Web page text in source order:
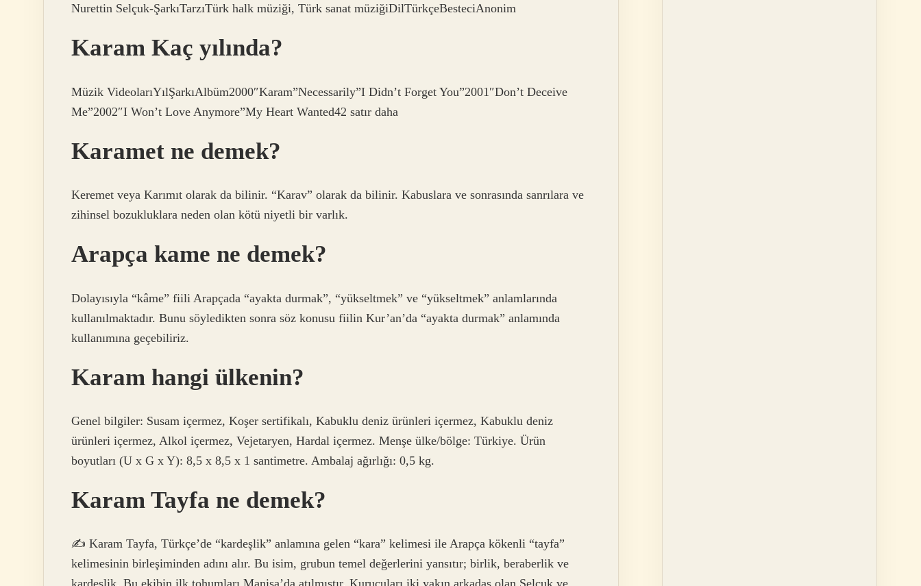
Nurettin Selçuk-ŞarkıTarzıTürk halk müziği, Türk sanat müziğiDilTürkçeBesteciAnonim
Karam Kaç yılında?
Müzik VideolarıYılŞarkıAlbüm2000″Karam”Necessarily”I Didn’t Forget You”2001″Don’t Deceive
Me”2002″I Won’t Love Anymore”My Heart Wanted42 satır daha
Karamet ne demek?
Keremet veya Karımıt olarak da bilinir. “Karav” olarak da bilinir. Kabuslara ve sonrasında sanrılara ve
zihinsel bozukluklara neden olan kötü niyetli bir varlık.
Arapça kame ne demek?
Dolayısıyla “kâme” fiili Arapçada “ayakta durmak”, “yükseltmek” ve “yükseltmek” anlamlarında
kullanılmaktadır. Bunu söyledikten sonra söz konusu fiilin Kur’an’da “ayakta durmak” anlamında
kullanımına geçebiliriz.
Karam hangi ülkenin?
Genel bilgiler: Susam içermez, Koşer sertifikalı, Kabuklu deniz ürünleri içermez, Kabuklu deniz
ürünleri içermez, Alkol içermez, Vejetaryen, Hardal içermez. Menşe ülke/bölge: Türkiye. Ürün
boyutları (U x G x Y): 8,5 x 8,5 x 1 santimetre. Ambalaj ağırlığı: 0,5 kg.
Karam Tayfa ne demek?
✍️ Karam Tayfa, Türkçe’de “kardeşlik” anlamına gelen “kara” kelimesi ile Arapça kökenli “tayfa”
kelimesinin birleşiminden adını alır. Bu isim, grubun temel değerlerini yansıtır; birlik, beraberlik ve